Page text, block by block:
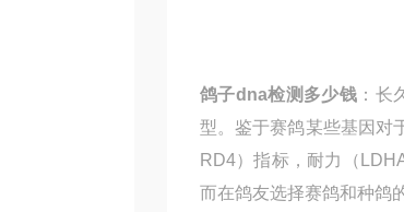
鸽子dna检测多少钱 ：长
型。鉴于赛鸽某些基因对
RD4）指标，耐力（
而在鸽友选择赛鸽和种鸽